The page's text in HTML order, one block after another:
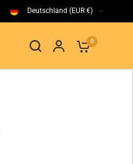
Deutschland (EUR €)
0